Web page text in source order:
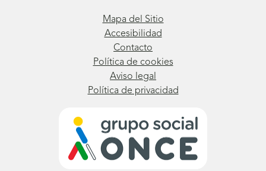
Mapa del Sitio
Accesibilidad
Contacto
Política de cookies
Aviso legal
Política de privacidad